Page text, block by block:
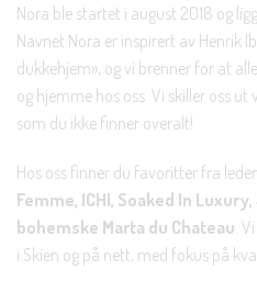
Nora ble startet i august 2018 og
Navnet Nora er inspirert av Henrik
dukkehjem», og vi brenner for at
og hjemme hos oss. Vi skiller oss
som du ikke finner overalt!
Hos oss finner du favoritter fra
Femme, ICHI, Soaked In
bohemske Marta du Chateau.
i Skien og på nett, med fokus på